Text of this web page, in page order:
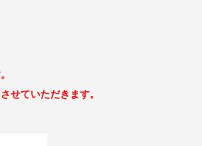
せていただきます。